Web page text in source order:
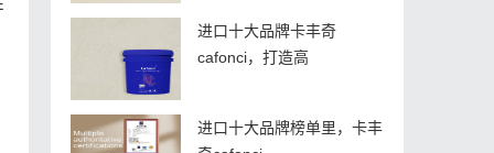
进口十大品牌卡丰奇
cafonci，打造高
进口十大品牌榜单里，卡丰